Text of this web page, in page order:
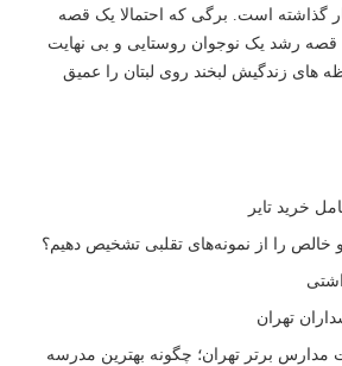
گذاشته است. برگی که احتمالا یک قصه
قصه رشد یک نوجوان روستایی و بی نهایت
های زندگیش لبخند روی لبتان را عمیق
را از نمونه‌های تقلبی تشخیص دهیم؟
تهران
مدارس برتر تهران؛ چگونه بهترین مدرسه